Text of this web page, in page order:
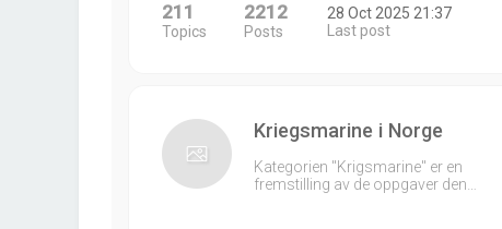
211
Topics
2212
Posts
28 Oct 2025 21:37
Last post
Kriegsmarine i Norge
Kategorien "Krigsmarine" er en
fremstilling av de oppgaver den…